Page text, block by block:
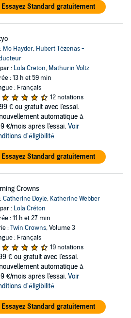
Essayez Standard gratuitement
Mo Hayder, Hubert Tézenas -
: Lola Creton, Mathurin Voltz
: 13 h et 59 min
: Français
12 notations
€ ou gratuit avec l'essai.
automatique à
€/mois après l'essai. Voir
d'éligibilité
Essayez Standard gratuitement
Crowns
Catherine Doyle, Katherine Webber
: Lola Créton
: 11 h et 27 min
:Twin Crowns, Volume 3
: Français
19 notations
€ ou gratuit avec l'essai.
automatique à
€/mois après l'essai. Voir
d'éligibilité
Essayez Standard gratuitement